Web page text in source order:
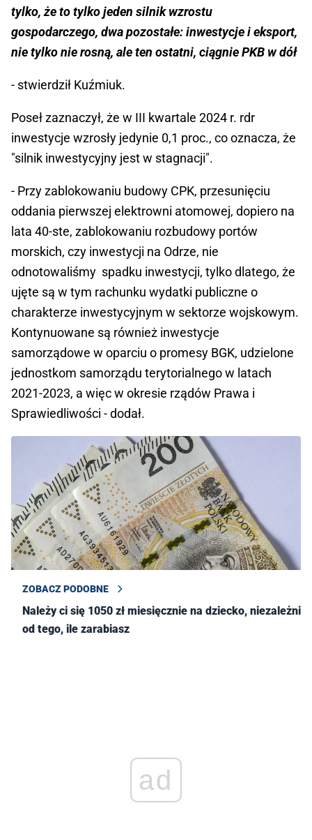
tylko, że to tylko jeden silnik wzrostu
gospodarczego, dwa pozostałe: inwestycje i eksport,
nie tylko nie rosną, ale ten ostatni, ciągnie PKB w dół
- stwierdził Kuźmiuk.
Poseł zaznaczył, że w III kwartale 2024 r. rdr
inwestycje wzrosły jedynie 0,1 proc., co oznacza, że
"silnik inwestycyjny jest w stagnacji".
- Przy zablokowaniu budowy CPK, przesunięciu
oddania pierwszej elektrowni atomowej, dopiero na
lata 40-ste, zablokowaniu rozbudowy portów
morskich, czy inwestycji na Odrze, nie
odnotowaliśmy spadku inwestycji, tylko dlatego, że
ujęte są w tym rachunku wydatki publiczne o
charakterze inwestycyjnym w sektorze wojskowym.
Kontynuowane są również inwestycje
samorządowe w oparciu o promesy BGK, udzielone
jednostkom samorządu terytorialnego w latach
2021-2023, a więc w okresie rządów Prawa i
Sprawiedliwości - dodał.
ZOBACZ PODOBNE
Należy ci się 1050 zł miesięcznie na dziecko, niezależnie
od tego, ile zarabiasz
ad